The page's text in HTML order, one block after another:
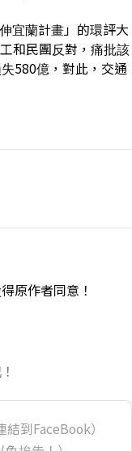
宜蘭計畫」的環評大
和民團反對，痛批該
580億，對此，交通
原作者同意！
結到FaceBook）